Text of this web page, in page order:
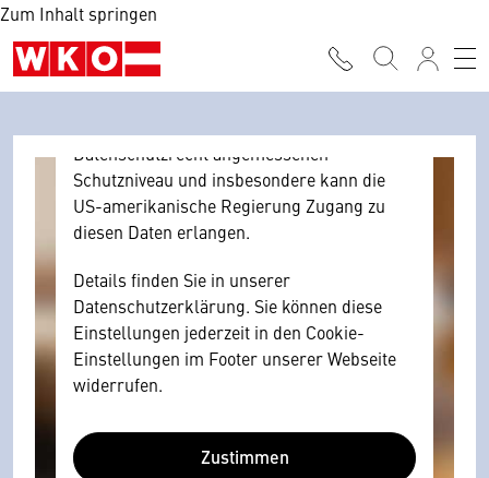
Zum Inhalt springen
Browser personenbezogene technische
Daten zu Geräten und Nutzerverhalten
mitunter mit US-amerikanischen Anbietern
Datenschutzrecht angemessenen
Schutzniveau und insbesondere kann die
US-amerikanische Regierung Zugang zu
diesen Daten erlangen.
Details finden Sie in unserer
Datenschutzerklärung. Sie können diese
Einstellungen jederzeit in den Cookie-
Einstellungen im Footer unserer Webseite
widerrufen.
Zustimmen